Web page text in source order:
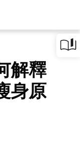
解釋
身原